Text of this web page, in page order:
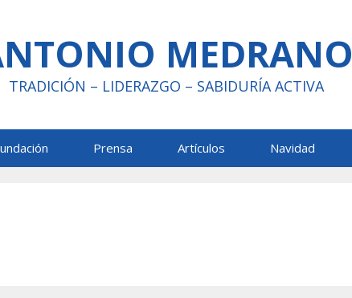
MEDRANO
TRADICIÓN – LIDERAZGO – SABIDURÍA ACTIVA
Prensa Artículos Navidad